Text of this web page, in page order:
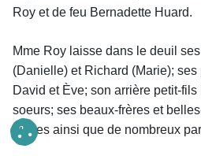
Roy et de feu Bernadette Huard.
Mme Roy laisse dans le deuil
(Danielle) et Richard (Marie);
David et Ève; son arrière petit-
soeurs; ses beaux-frères et
nièces ainsi que de nombreux